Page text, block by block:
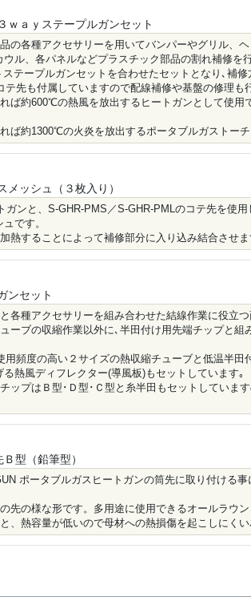
ｗａｙステープルガンセット
の各種アクセサリーを用いてバンパーやグリル、
ル、各パネルなどプラスチック部品の割れ補修を
テープルガンセットを合わせたセットとなり､補修
テ先も付属していますので配線補修や基盤の修理も
ば約600℃の熱風を放出するヒートガンとして使用
ば約1300℃の火炎を放出するポータブルガストー
メッシュ（３枚入り）
ガンと、S-GHR-PMS／S-GHR-PMLのコテ先を使
です。
熱することによって補修部分に入り込み結合させま
ンセット
各種アクセサリーを組み合わせた結線作業に役立つ
ーブの収縮作業以外に､半田付け用先端チップと組
用頻度の高い２サイズの熱収縮チューブと低温半
熱風ディフレクター(導風板)もセットしています｡
ップはＢ型･Ｄ型･Ｃ型と糸半田もセットしていま
型（鉛筆型）
ポータブルガスヒートガンの筒先に取り付ける
先の様な形です。多用途に使用できるオールラウン
、熱容量が低いので母材への熱損傷を起こしにくい